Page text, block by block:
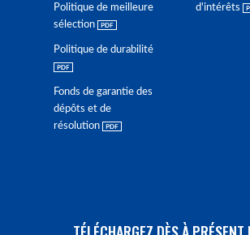
Politique de meilleure
sélection
Politique de durabilité
Fonds de garantie des
dépôts et de
résolution
d'intérêts